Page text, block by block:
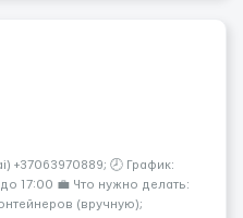
+37063970889; 🕗 График:
17:00 💼 Что нужно делать:
(вручную);